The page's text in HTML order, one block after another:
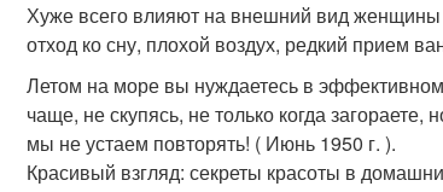
Хуже всего влияют на внешний вид женщины
отход ко сну, плохой воздух, редкий прием
Летом на море вы нуждаетесь в
чаще, не скупясь, не только когда
мы не устаем повторять! ( Июнь 1950 г. ).
Красивый взгляд: секреты красоты в